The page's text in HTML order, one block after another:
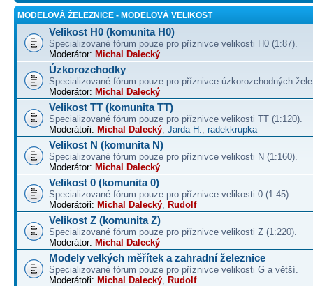
MODELOVÁ ŽELEZNICE - MODELOVÁ VELIKOST
Velikost H0 (komunita H0)
Specializované fórum pouze pro příznivce velikosti H0 (1:87).
Moderátor: Michal Dalecký
Úzkorozchodky
Specializované fórum pouze pro příznivce úzkorozchodných
Moderátor: Michal Dalecký
Velikost TT (komunita TT)
Specializované fórum pouze pro příznivce velikosti TT (1:120).
Moderátoři: Michal Dalecký, Jarda H., radekkrupka
Velikost N (komunita N)
Specializované fórum pouze pro příznivce velikosti N (1:160).
Moderátor: Michal Dalecký
Velikost 0 (komunita 0)
Specializované fórum pouze pro příznivce velikosti 0 (1:45).
Moderátoři: Michal Dalecký, Rudolf
Velikost Z (komunita Z)
Specializované fórum pouze pro příznivce velikosti Z (1:220).
Moderátor: Michal Dalecký
Modely velkých měřítek a zahradní železnice
Specializované fórum pouze pro příznivce velikosti G a větší.
Moderátoři: Michal Dalecký, Rudolf